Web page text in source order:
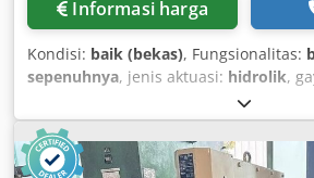
Informasi harga
Kondisi: baik (bekas), Fungsionalitas:
sepenuhnya, jenis aktuasi: hidrolik,
,
mm, berat keseluruhan:1.600 kg,
hidraulik bekas Merek: GEKA Model:
Seri: 3659 Lebar Pemotongan: 500mm